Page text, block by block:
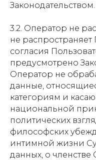
Законодательством.
3.2. Оператор не
не
согласия
предусмотрено
Оператор не
данные,
категориям и
национальной
политических
философских
интимной жизни
данных, о членстве